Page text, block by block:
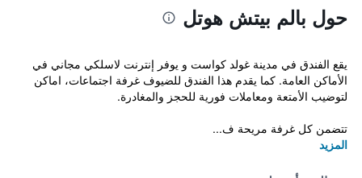
حول بالم بيتش هوتل
يقع الفندق في مدينة غولد كواست و يوفر إنترنت لاسلكي مجاني في
الأماكن العامة. كما يقدم هذا الفندق للضيوف غرفة اجتماعات، اماكن
لتوضيب الأمتعة ومعاملات فورية للحجز والمغادرة.
تتضمن كل غرفة مريحة ف...
المزيد